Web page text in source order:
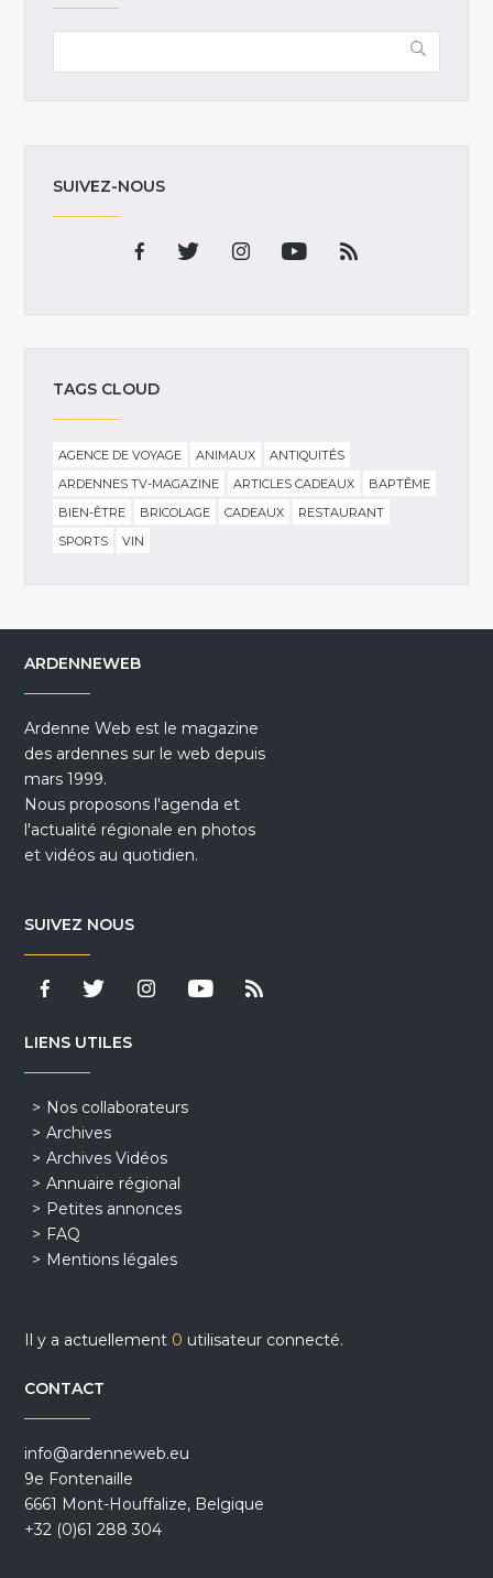
SUIVEZ-NOUS
TAGS CLOUD
AGENCE DE VOYAGE ANIMAUX
ANTIQUITÉS
ARDENNES TV-MAGAZINE
ARTICLES CADEAUX
BAPTÊME
BIEN-ÊTRE
BRICOLAGE CADEAUX
RESTAURANT
SPORTS
VIN
ARDENNEWEB
Ardenne Web est le magazine
des ardennes sur le web depuis
mars 1999.
Nous proposons l'agenda et
l'actualité régionale en photos
et vidéos au quotidien.
SUIVEZ NOUS
LIENS UTILES
Nos collaborateurs
Archives
Archives Vidéos
Annuaire régional
Petites annonces
FAQ
Mentions légales
Il y a actuellement 0 utilisateur connecté.
CONTACT
info@ardenneweb.eu
9e Fontenaille
6661 Mont-Houffalize, Belgique
+32 (0)61 288 304